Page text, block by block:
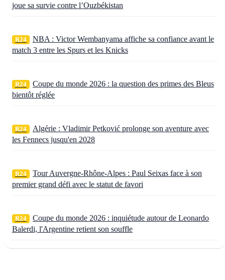
joue sa survie contre l’Ouzbékistan
R24
NBA : Victor Wembanyama affiche sa confiance avant le
match 3 entre les Spurs et les Knicks
R24
Coupe du monde 2026 : la question des primes des Bleus
bientôt réglée
R24
Algérie : Vladimir Petković prolonge son aventure avec
les Fennecs jusqu'en 2028
R24
Tour Auvergne-Rhône-Alpes : Paul Seixas face à son
premier grand défi avec le statut de favori
R24
Coupe du monde 2026 : inquiétude autour de Leonardo
Balerdi, l'Argentine retient son souffle